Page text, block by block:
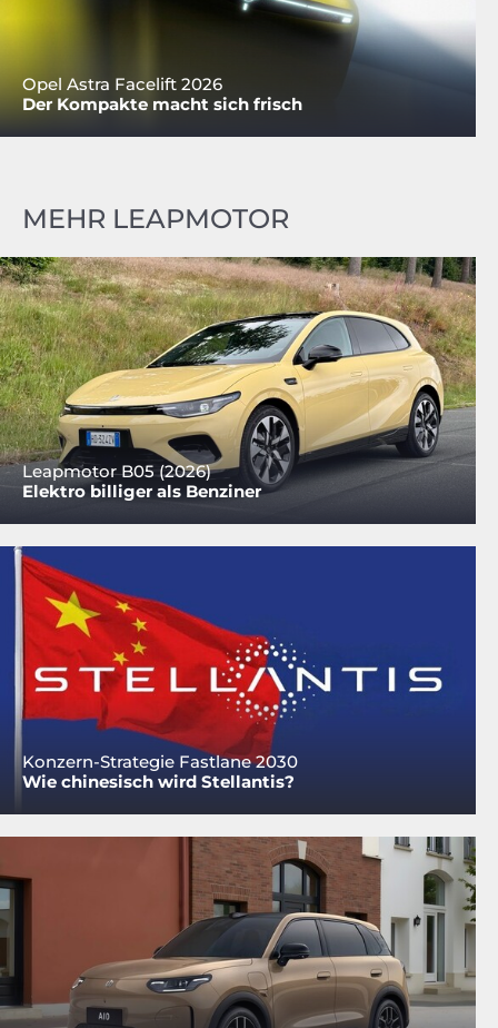
Opel Astra Facelift 2026
Der Kompakte macht sich frisch
MEHR LEAPMOTOR
Leapmotor B05 (2026)
Elektro billiger als Benziner
Konzern-Strategie Fastlane 2030
Wie chinesisch wird Stellantis?